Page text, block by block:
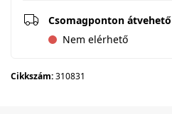
Csomagponton átvehető
Nem elérhető
Cikkszám:310831